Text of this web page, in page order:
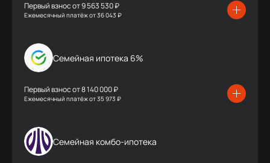
Первый взнос от9 563 530 ₽
Ежемесячный платёжот36 043 ₽
Семейная ипотека 6%
Первый взнос от8 140 000 ₽
Ежемесячный платёжот35 973 ₽
Семейная комбо-ипотека